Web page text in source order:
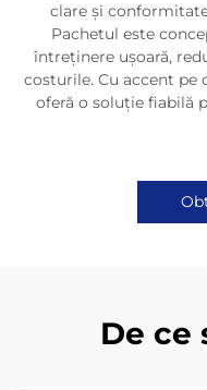
clare și
Pachetul este
întreținere ușoară,
costurile. Cu accent pe
oferă o soluție fiabilă
De ce